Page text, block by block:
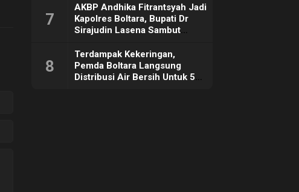
Dorong Ekonomi Daerah
7
AKBP Andhika Fitrantsyah Jadi
Kapolres Boltara, Bupati Dr
Sirajudin Lasena Sambut
8
Terdampak Kekeringan,
Pemda Boltara Langsung
Distribusi Air Bersih Untuk 50